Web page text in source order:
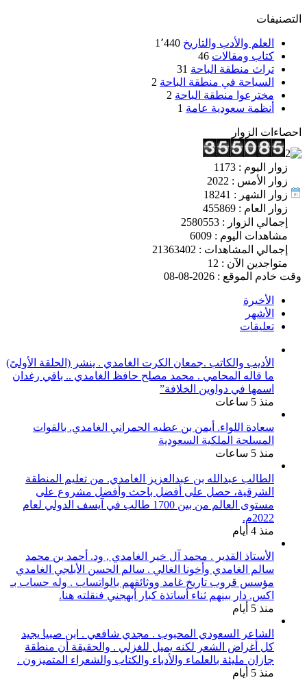
التصنيفات
العلم والأدب والتاريخ 1٬440
كتاب ومقالات 46
تراث منطقة الباحة 31
السياحة في منطقة الباحة 2
مخترعوا منطقة الباحة 2
أنظمة سعودية عامة 1
احصاءات الزوار
زوار اليوم : 1173
زوار الأمس : 2022
زوار الشهر : 18241
زوار العام : 455869
إجمالي الزوار : 2580553
مشاهدات اليوم : 6009
إجمالي المشاهدات : 21363402
متواجدين الآن : 12
وقت خادم الموقع : 2026-08-08
الأخيرة
الأشهر
تعليقات
الأديب والكاتب .جمعان الكرت الغامدي . ينشر (الحلقة الأولىً)
ما قاله المحامي . محمد مصلح حافظ الغامدي .. باقي رغدان
اسمها في دواوين الخلافة”
منذ 5 ساعات
سعادة اللواء. أيمن بن عطيه الحمراني الغامدي. بالقوات
المسلحة الملكية السعودية
منذ 5 ساعات
الطالب عبدالله بن عبدالعزيز الغامدي. من تعليم المنطقة
الشرقية، حصل على أفضل باحث وأفضل مشروع على
مستوى العالم من بين 1700 طالب في آيسف الدولي لعام
2022م.
منذ 4 أيام
الأستاذ القدير . محمد آل خير الغامدي , ود. أحمد بن محمد
سالم الغامدي وأخونا الغالي . سالم الحسن الأبلجي الغامدي
مؤسس قروب تاريخ غامد ووثائقهم بالواتساب . وله حساب بـ
اكس. دار بينهم ثناء أساتذة كبار أبهجني فنقلته هنا.
منذ 5 أيام
الشاعر السعودي المحبوب . مجدي شافعي . ابن صبيا يجيد
كل أغراض الشعر لكنه يميل للغزلي . والحقيقة أن منطقة
جازان مليئة بالعلماء والأدباء والكتاب والشعراء المتميزون .
منذ 5 أيام